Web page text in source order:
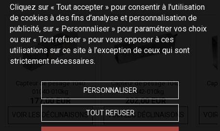
Capteur de pesage 1040
177,00 EUR
VOIR LES DÉCLINAISONS
Capteur de pesage 1042
01042-010kg
202,00 EUR
VOIR LES DÉCLINAISONS
Cliquez sur « Tout accepter » pour consentir à l'utilisation
de cookies à des fins d’analyse et personnalisation de
publicité, sur « Personnaliser » pour paramétrer vos choix
ou sur « Tout refuser » pour vous opposer à ces
utilisations sur ce site à l’exception de ceux qui sont
strictement nécessaires.
PERSONNALISER
TOUT REFUSER